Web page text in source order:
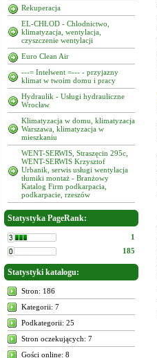
Rekuperacja
EL-CHŁOD - Chlodnictwo,
klimatyzacja, wentylacja,
czyszczenie wentylacji
Euro Clean Air
---= Intelwent =--- - przyjazny
klimat w twoim domu i pracy
Hydraulik - Usługi hydrauliczne
Wrocław
Klimatyzacja w domu, klimatyzacja
Warszawa, klimatyzacja w
mieszkaniu
WENT-SERWIS, Straszęcin 295c,
WENT-SERWIS Krzysztof
Urbanik, serwis usługi wentylacja
tłumiki montaż - Branżowy
Katalog Firm podkarpacia,
podkarpacie, rzeszów
Statystyka PageRank:
1
185
Statystyki katalogu:
Stron: 186
Kategorii: 7
Podkategorii: 25
Stron oczekujących: 7
Gości online: 8